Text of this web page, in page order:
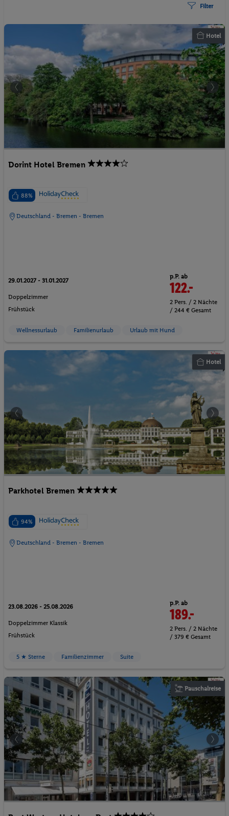
Filter
Hotel
Dorint Hotel Bremen
88%
Deutschland - Bremen - Bremen
29.01.2027 - 31.01.2027
Doppelzimmer
Frühstück
p.P. ab
122.-
2 Pers. / 2 Nächte
/ 244 € Gesamt
Wellnessurlaub Familienurlaub Urlaub mit Hund
Hotel
Parkhotel Bremen
94%
Deutschland - Bremen - Bremen
23.08.2026 - 25.08.2026
Doppelzimmer Klassik
Frühstück
p.P. ab
189.-
2 Pers. / 2 Nächte
/ 379 € Gesamt
5 ★ Sterne Familienzimmer Suite
Pauschalreise